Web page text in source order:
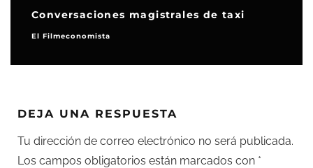
Conversaciones magistrales de taxi
El Filmeconomista
DEJA UNA RESPUESTA
Tu dirección de correo electrónico no será publicada.
Los campos obligatorios están marcados con *